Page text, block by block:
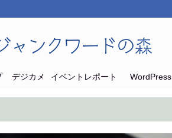
ャンクワードの森
デジカメ イベントレポート WordPress